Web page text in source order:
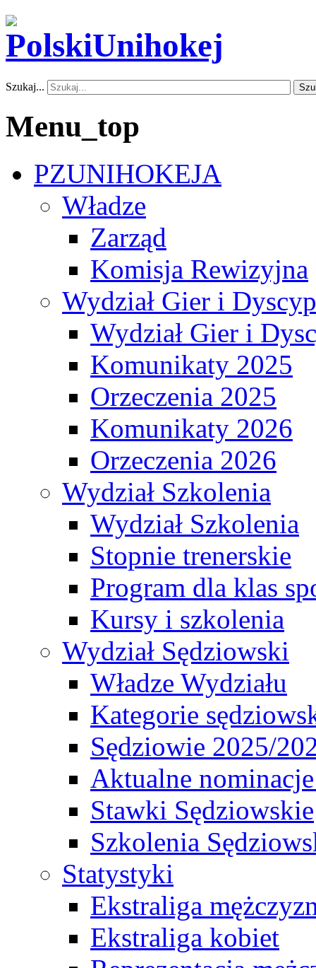
Szukaj...
Menu_top
PZUNIHOKEJA
Władze
Zarząd
Komisja Rewizyjna
Wydział Gier i
Wydział Gier i
Komunikaty 2025
Orzeczenia 2025
Komunikaty 2026
Orzeczenia 2026
Wydział Szkolenia
Wydział Szkolenia
Stopnie trenerskie
Program dla klas
Kursy i szkolenia
Wydział Sędziowski
Władze Wydziału
Kategorie
Sędziowie 2025/
Aktualne
Stawki Sędziowskie
Szkolenia
Statystyki
Ekstraliga
Ekstraliga kobiet